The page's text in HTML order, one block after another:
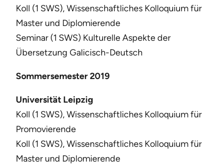
Koll (1 SWS), Wissenschaftliches Kolloquium für
Master und Diplomierende
Seminar (1 SWS) Kulturelle Aspekte der
Übersetzung Galicisch-Deutsch
Sommersemester 2019
Universität Leipzig
Koll (1 SWS), Wissenschaftliches Kolloquium für
Promovierende
Koll (1 SWS), Wissenschaftliches Kolloquium für
Master und Diplomierende